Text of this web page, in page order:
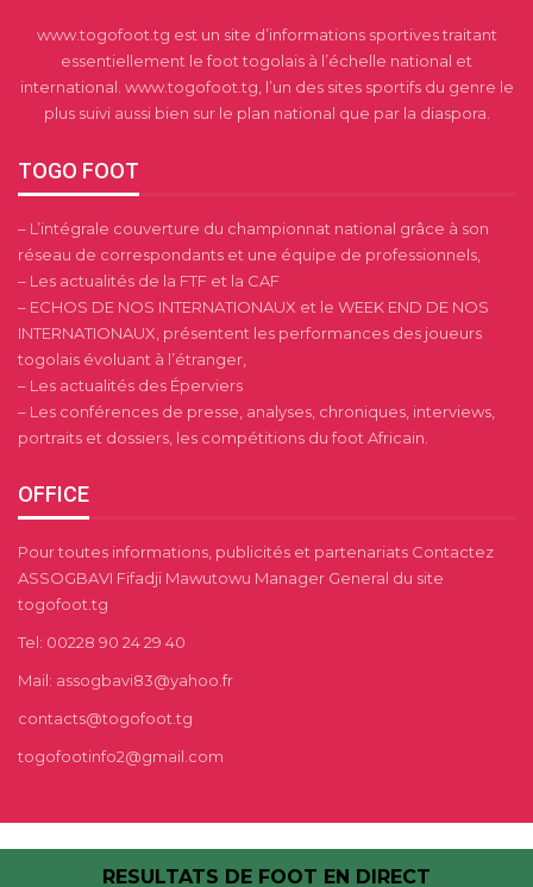
www.togofoot.tg est un site d’informations sportives traitant
essentiellement le foot togolais à l’échelle national et
international. www.togofoot.tg, l’un des sites sportifs du genre le
plus suivi aussi bien sur le plan national que par la diaspora.
TOGO FOOT
– L’intégrale couverture du championnat national grâce à son
réseau de correspondants et une équipe de professionnels,
– Les actualités de la FTF et la CAF
– ECHOS DE NOS INTERNATIONAUX et le WEEK END DE NOS
INTERNATIONAUX, présentent les performances des joueurs
togolais évoluant à l’étranger,
– Les actualités des Éperviers
– Les conférences de presse, analyses, chroniques, interviews,
portraits et dossiers, les compétitions du foot Africain.
OFFICE
Pour toutes informations, publicités et partenariats Contactez
ASSOGBAVI Fifadji Mawutowu Manager General du site
togofoot.tg
Tel: 00228 90 24 29 40
Mail: assogbavi83@yahoo.fr
contacts@togofoot.tg
togofootinfo2@gmail.com
RESULTATS DE FOOT EN DIRECT